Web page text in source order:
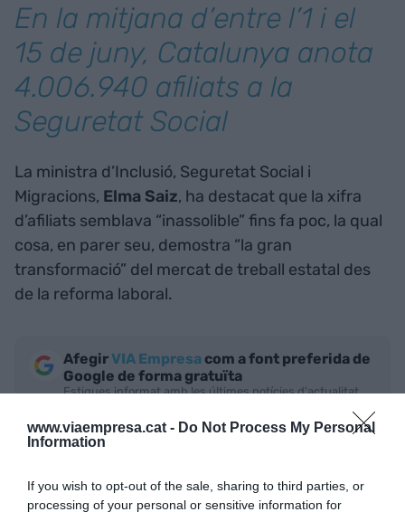
www.viaempresa.cat - Do Not Process My Personal
Information
If you wish to opt-out of the sale, sharing to third parties, or
processing of your personal or sensitive information for
En la mitjana d’entre l’1 i el
15 de juny, Catalunya anota
4.006.940 afiliats a la
Seguretat Social
La ministra d’Inclusió, Seguretat Social i
Migracions, Elma Saiz, ha destacat que la xifra
d’afiliats semblava “inassolible” fins fa poc, la qual
cosa, en parer seu, demostra “la gran
transformació” del mercat de treball estatal des
de la reforma laboral.
AfegirVIA Empresa com a font preferida de
Google de forma gratuïta
Estigues informat amb les últimes notícies d'actualitat